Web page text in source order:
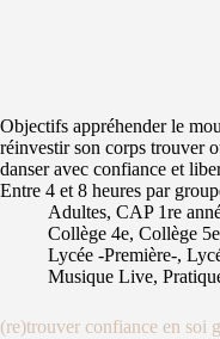
Objectifs appréhender le
réinvestir son corps trouver
danser avec confiance et
Entre 4 et 8 heures par
Adultes, CAP 1re
Collège 4e, Collège 5e
Lycée -Première-,
Musique Live,
(re)trouver confiance en soi